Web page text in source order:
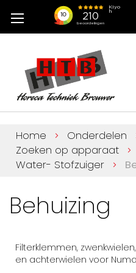
naar
Home
Onderdelen
Zoeken op apparaat
Water- Stofzuiger
Behuizing
Filterklemmen,
en achterwielen voor